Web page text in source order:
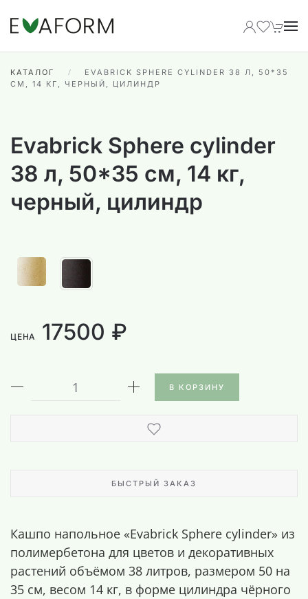
КАТАЛОГ
EVABRICK SPHERE CYLINDER 38 Л, 50*35
СМ, 14 КГ, ЧЕРНЫЙ, ЦИЛИНДР
Evabrick Sphere cylinder
38 л, 50*35 см, 14 кг,
черный, цилиндр
ЦЕНА 17500 ₽
В КОРЗИНУ
БЫСТРЫЙ ЗАКАЗ
Кашпо напольное «Evabrick Sphere cylinder» из
полимербетона для цветов и декоративных
растений объёмом 38 литров, размером 50 на
35 см, весом 14 кг, в форме цилиндра чёрного